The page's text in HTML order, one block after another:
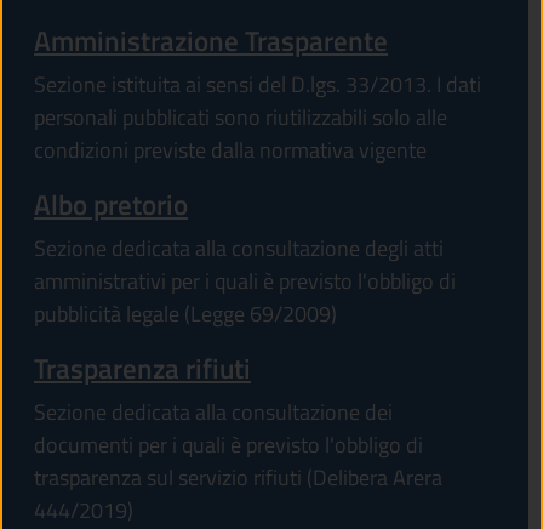
Amministrazione Trasparente
Sezione istituita ai sensi del D.lgs. 33/2013. I dati
personali pubblicati sono riutilizzabili solo alle
condizioni previste dalla normativa vigente
Albo pretorio
Sezione dedicata alla consultazione degli atti
amministrativi per i quali è previsto l'obbligo di
pubblicità legale (Legge 69/2009)
Trasparenza rifiuti
Sezione dedicata alla consultazione dei
documenti per i quali è previsto l'obbligo di
trasparenza sul servizio rifiuti (Delibera Arera
444/2019)